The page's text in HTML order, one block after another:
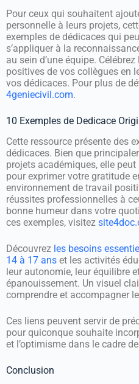
Pour ceux qui souhaitent
personnelle à leurs projets,
exemples de dédicaces qui
s’appliquer à la
au sein d’une équipe.
positives de vos collègues en
vos dédicaces. Pour plus de
4geniecivil.com.
10 Exemples de Dedicace
Cette ressource présente des
dédicaces. Bien que
projets académiques, elle peut
pour exprimer votre gratitude
environnement de travail
réussites professionnelles à
bonne humeur dans votre
ces exemples, visitez
Découvrez les besoins
14 à 17 ans et les activités
leur autonomie, leur équilibre
épanouissement. Un visuel
comprendre et accompagner
Ces liens peuvent servir de
pour quiconque souhaite
et l’optimisme dans le cadre
Conclusion